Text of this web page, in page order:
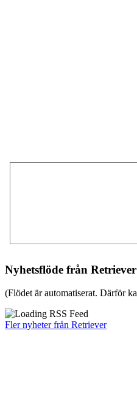
Nyhetsflöde från Retriever
(Flödet är automatiserat. Därför
Fler nyheter från Retriever